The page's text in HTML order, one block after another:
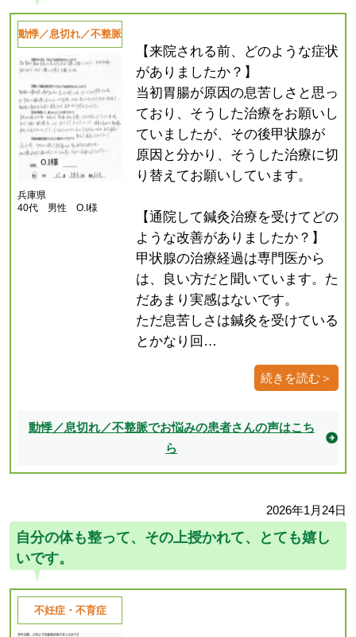
動悸／息切れ／不整脈
兵庫県
40代 男性 O.I様
【来院される前、どのような症状
がありましたか？】
当初胃腸が原因の息苦しさと思っ
ており、そうした治療をお願いし
ていましたが、その後甲状腺が
原因と分かり、そうした治療に切
り替えてお願いしています。
【通院して鍼灸治療を受けてどの
ような改善がありましたか？】
甲状腺の治療経過は専門医から
は、良い方だと聞いています。た
だあまり実感はないです。
ただ息苦しさは鍼灸を受けている
とかなり回…
続きを読む＞
動悸／息切れ／不整脈でお悩みの患者さんの声はこち
ら
2026年1月24日
自分の体も整って、その上授かれて、とても嬉し
いです。
不妊症・不育症